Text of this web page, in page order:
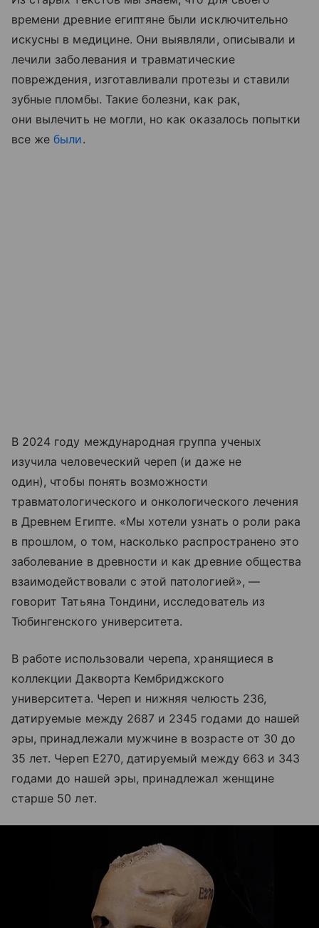
времени древние египтяне были исключительно
искусны в медицине. Они выявляли, описывали и
лечили заболевания и травматические
повреждения, изготавливали протезы и ставили
зубные пломбы. Такие болезни, как рак,
они вылечить не могли, но как оказалось попытки
все жебыли.
В 2024 году международная группа ученых
изучила человеческий череп (и даже не
один), чтобы понять возможности
травматологического и онкологического лечения
в Древнем Египте. «Мы хотели узнать о роли рака
в прошлом, о том, насколько распространено это
заболевание в древности и как древние общества
взаимодействовали с этой патологией», —
говорит Татьяна Тондини, исследователь из
Тюбингенского университета.
В работе использовали черепа, хранящиеся в
коллекции Дакворта Кембриджского
университета. Череп и нижняя челюсть 236,
датируемые между 2687 и 2345 годами до нашей
эры, принадлежали мужчине в возрасте от 30 до
35 лет. Череп E270, датируемый между 663 и 343
годами до нашей эры, принадлежал женщине
старше 50 лет.